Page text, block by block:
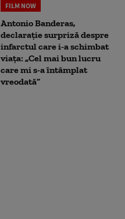
FILM NOW
Antonio Banderas,
declarație surpriză despre
infarctul care i-a schimbat
viața: „Cel mai bun lucru
care mi s-a întâmplat
vreodată”